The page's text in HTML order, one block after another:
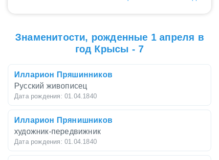
Знаменитости, рожденные 1 апреля в
год Крысы - 7
Илларион Пряшинников
Русский живописец
Дата рождения: 01.04.1840
Илларион Прянишников
художник-передвижник
Дата рождения: 01.04.1840